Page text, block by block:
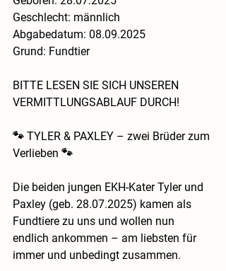
​Geschlecht: männlich
​​Abgabedatum: 08.09.2025
​Grund: Fundtier
BITTE LESEN SIE SICH UNSEREN
VERMITTLUNGSABLAUF DURCH!
🐾 TYLER & PAXLEY – zwei Brüder zum
Verlieben 🐾
Die beiden jungen EKH-Kater Tyler und
Paxley (geb. 28.07.2025) kamen als
Fundtiere zu uns und wollen nun
endlich ankommen – am liebsten für
immer und unbedingt zusammen.